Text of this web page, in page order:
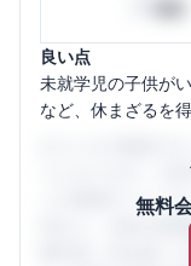
良い点
未就学児の子供が
など、休まざるを
無料
うになります。
ミの投稿サイトで
判など、女性の転
輩社員（元社員）